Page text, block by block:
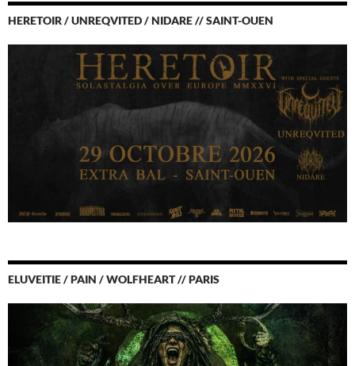
HERETOIR / UNREQVITED / NIDARE // SAINT-OUEN
ELUVEITIE / PAIN / WOLFHEART // PARIS